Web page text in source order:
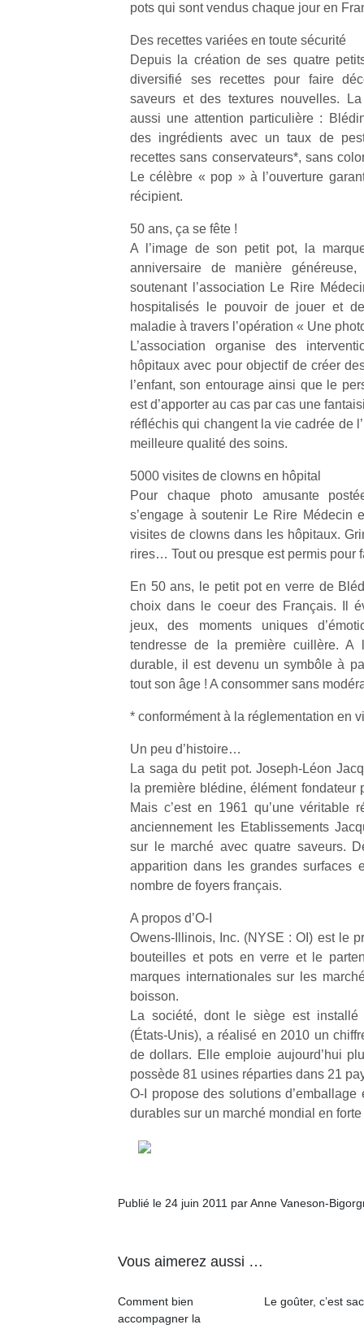
pots qui sont vendus chaque jour en
Des recettes variées en toute sécurité
Depuis la création de ses quatre
diversifié ses recettes pour faire
saveurs et des textures nouvelles.
aussi une attention particulière :
des ingrédients avec un taux de
recettes sans conservateurs*, sans
Le célèbre « pop » à l’ouverture
récipient.
50 ans, ça se fête !
A l’image de son petit pot, la
anniversaire de manière
soutenant l’association Le Rire
hospitalisés le pouvoir de jouer et
maladie à travers l’opération « Une
L’association organise des
hôpitaux avec pour objectif de créer
l’enfant, son entourage ainsi que le
est d’apporter au cas par cas une
réfléchis qui changent la vie cadrée de
meilleure qualité des soins.
5000 visites de clowns en hôpital
Pour chaque photo amusante
s’engage à soutenir Le Rire Médecin
visites de clowns dans les hôpitaux.
rires… Tout ou presque est permis pour
En 50 ans, le petit pot en verre de
choix dans le coeur des Français. Il
jeux, des moments uniques
tendresse de la première cuillère. A
durable, il est devenu un symbôle à
tout son âge ! A consommer sans
* conformément à la réglementation en
Un peu d’histoire…
La saga du petit pot. Joseph-Léon
la première blédine, élément fondateur
Mais c’est en 1961 qu’une véritable
anciennement les Etablissements
sur le marché avec quatre saveurs.
apparition dans les grandes surfaces
nombre de foyers français.
A propos d’O-I
Owens-Illinois, Inc. (NYSE : OI) est le
bouteilles et pots en verre et le
marques internationales sur les
boisson.
La société, dont le siège est installé
(États-Unis), a réalisé en 2010 un
de dollars. Elle emploie aujourd’hui
possède 81 usines réparties dans 21
O-I propose des solutions
durables sur un marché mondial en
Publié le 24 juin 2011 par Anne Vaneson-
Vous aimerez aussi …
Comment bien
accompagner la
Le goûter, c’est
…
une
nouvelle
trottinette
mécanique
Beeper
Les
Varier les
divertissement,
activité
Des
trampolines
pour les
grands et
les petits !
Durant les
jours, c’est
de…